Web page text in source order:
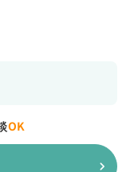
OK
chevron_right